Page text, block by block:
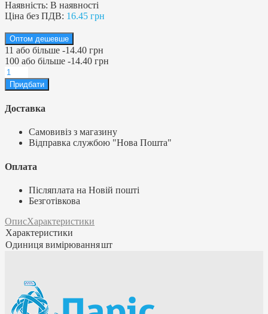
Наявність: В наявності
Ціна без ПДВ: 16.45 грн
Оптом дешевше
11 або більше -14.40 грн
100 або більше -14.40 грн
Доставка
Самовивіз з магазину
Відправка службою "Нова Пошта"
Оплата
Післяплата на Новій пошті
Безготівкова
ОписХарактеристики
Характеристики
Одиниця вимірюванняшт